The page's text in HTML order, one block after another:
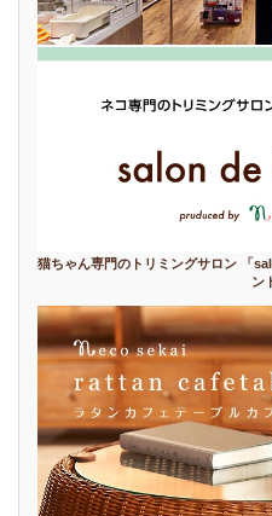
猫ちゃん専門のトリミングサロン 「
ン